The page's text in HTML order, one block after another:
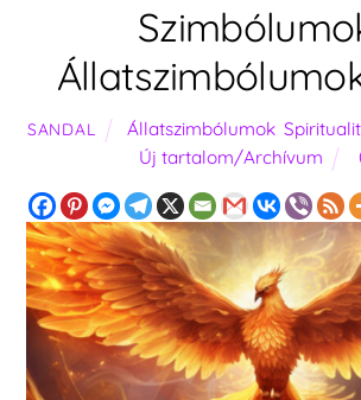
SANDAL Állatszimbólumok,
Új tartalom/Archívum